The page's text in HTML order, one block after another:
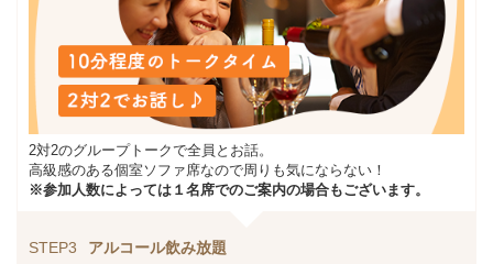
2対2のグループトークで全員とお話。
高級感のある個室ソファ席なので周りも気にならない！
※参加人数によっては１名席でのご案内の場合もございます。
STEP3 アルコール飲み放題